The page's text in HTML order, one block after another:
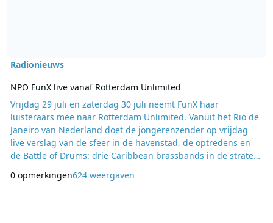
Radionieuws
NPO FunX live vanaf Rotterdam Unlimited
Vrijdag 29 juli en zaterdag 30 juli neemt FunX haar
luisteraars mee naar Rotterdam Unlimited. Vanuit het Rio de
Janeiro van Nederland doet de jongerenzender op vrijdag
live verslag van de sfeer in de havenstad, de optredens en
de Battle of Drums: drie Caribbean brassbands in de straten
de straatparade. Samen met de FunX-dj’s genieten tientallen
0 opmerkingen624 weergaven